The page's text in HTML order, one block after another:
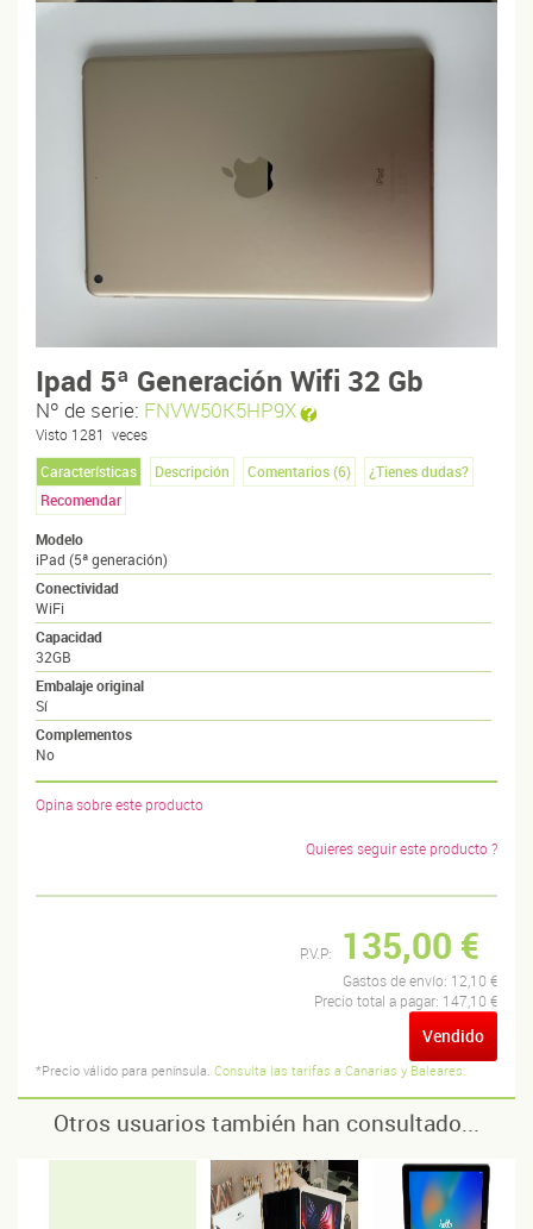
Ipad 5ª Generación Wifi 32 Gb
Nº de serie: FNVW50K5HP9X
Visto 1281 veces
Características
Descripción Comentarios (6)
¿Tienes dudas?
Recomendar
Modelo
iPad (5ª generación)
Conectividad
WiFi
Capacidad
32GB
Embalaje original
Sí
Complementos
No
Opina sobre este producto
Quieres seguir este producto ?
P.V.P: 135,00 €
Gastos de envío: 12,10 €
Precio total a pagar: 147,10 €
Vendido
*Precio válido para península. Consulta las tarifas a Canarias y Baleares.
Otros usuarios también han consultado...